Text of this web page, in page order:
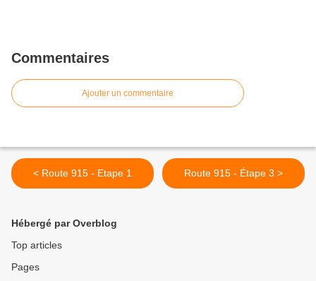
Commentaires
Ajouter un commentaire
< Route 915 - Etape 1 Route 915 - Étape 3 >
Hébergé par Overblog
Top articles
Pages